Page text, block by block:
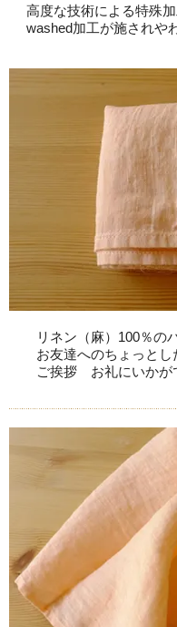
高度な技術による特殊加
washed加工が施されや
リネン（麻）100％の
お友達へのちょっとし
ご挨拶 お礼にいかがで